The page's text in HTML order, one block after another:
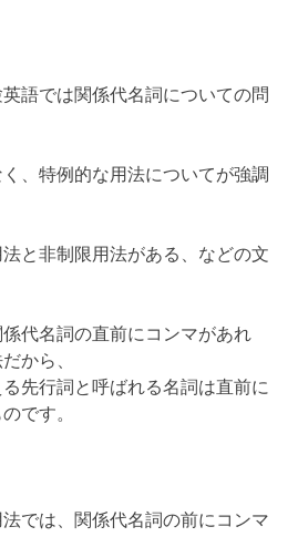
語では関係代名詞についての問
、特例的な用法についてが強調
と非制限用法がある、などの文
代名詞の直前にコンマがあれ
から、
先行詞と呼ばれる名詞は直前に
です。
では、関係代名詞の前にコンマ